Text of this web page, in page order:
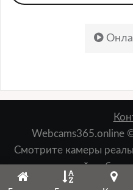
Webcams365.online
Смотрите камеры
мест: пляжей,
зданий,